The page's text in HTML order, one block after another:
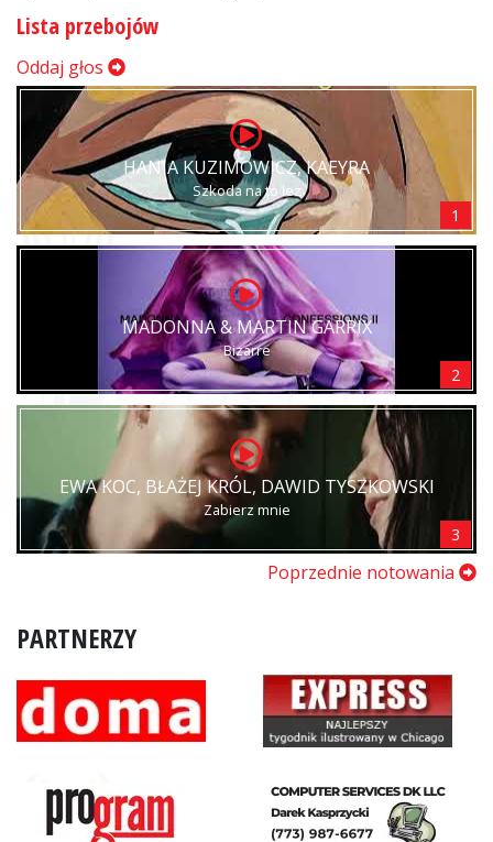
Lista przebojów
Oddaj głos
HANIA KUZIMOWICZ, KAEYRA
Szkoda na to łez
1
MADONNA & MARTIN GARRIX
Bizarre
2
EWA KOC, BŁAŻEJ KRÓL, DAWID TYSZKOWSKI
Zabierz mnie
3
Poprzednie notowania
PARTNERZY